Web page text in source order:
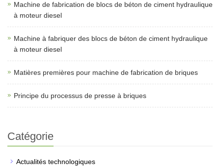
Machine de fabrication de blocs de béton de ciment hydraulique
à moteur diesel
Machine à fabriquer des blocs de béton de ciment hydraulique
à moteur diesel
Matières premières pour machine de fabrication de briques
Principe du processus de presse à briques
Catégorie
Actualités technologiques